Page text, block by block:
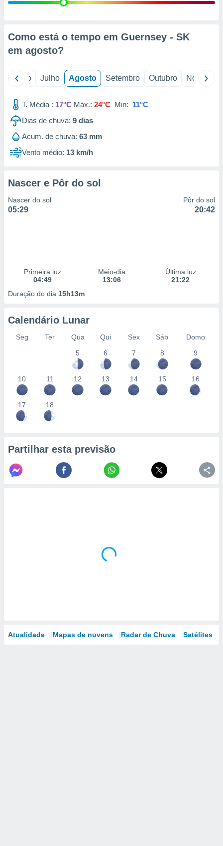
estudos
1199
Como está o tempo em Guernsey - SK
em agosto?
Junho Julho Agosto Setembro Outubro Novembro
T. Média : 17°C Máx.: 24°C Min: 11°C
Dias de chuva: 9 dias
Acum. de chuva: 63 mm
Vento médio: 13 km/h
Nascer e Pôr do sol
Nascer do sol
05:29
Pôr do sol
20:42
Primeira luz
04:49
Meio-dia
13:06
Última luz
21:22
Duração do dia 15h13m
Calendário Lunar
Seg Ter Qua Qui Sex Sáb
Domo
5
6 7 8 9
10 11 12 13 14 15 16
17 18
Partilhar esta previsão
Atualidade Mapas de nuvens Radar de Chuva Satélites